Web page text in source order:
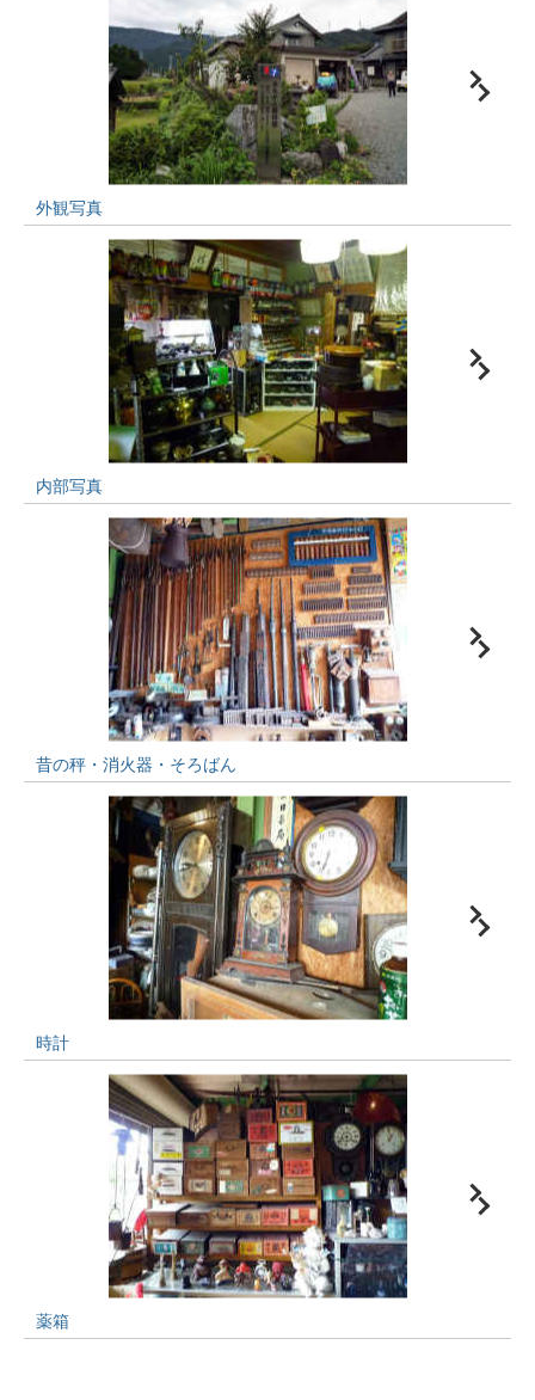
外観写真
内部写真
昔の秤・消火器・そろばん
時計
薬箱